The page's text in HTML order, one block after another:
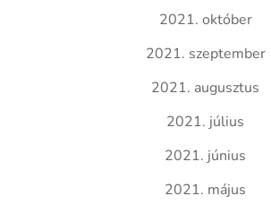
2021. október
2021. szeptember
2021. augusztus
2021. július
2021. június
2021. május